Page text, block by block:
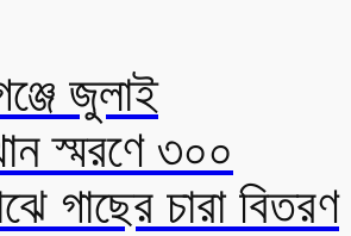
জুলাই
স্মরণে ৩০০
গাছের চারা বিতরণ